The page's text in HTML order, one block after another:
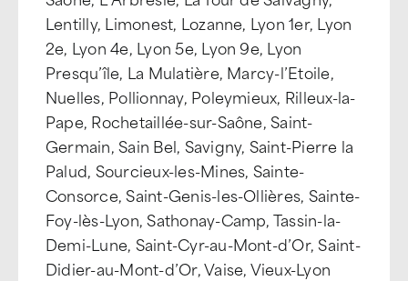
Lentilly, Limonest, Lozanne, Lyon 1er, Lyon
2e, Lyon 4e, Lyon 5e, Lyon 9e, Lyon
Presqu’île, La Mulatière, Marcy-l’Etoile,
Nuelles, Pollionnay, Poleymieux, Rilleux-la-
Pape, Rochetaillée-sur-Saône, Saint-
Germain, Sain Bel, Savigny, Saint-Pierre la
Palud, Sourcieux-les-Mines, Sainte-
Consorce, Saint-Genis-les-Ollières, Sainte-
Foy-lès-Lyon, Sathonay-Camp, Tassin-la-
Demi-Lune, Saint-Cyr-au-Mont-d’Or, Saint-
Didier-au-Mont-d’Or, Vaise, Vieux-Lyon